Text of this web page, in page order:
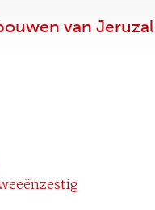
van